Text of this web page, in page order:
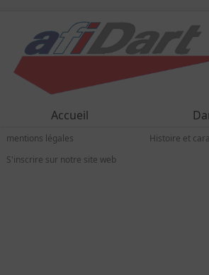
Accueil
mentions légales
S'inscrire sur notre site web
Histoire et